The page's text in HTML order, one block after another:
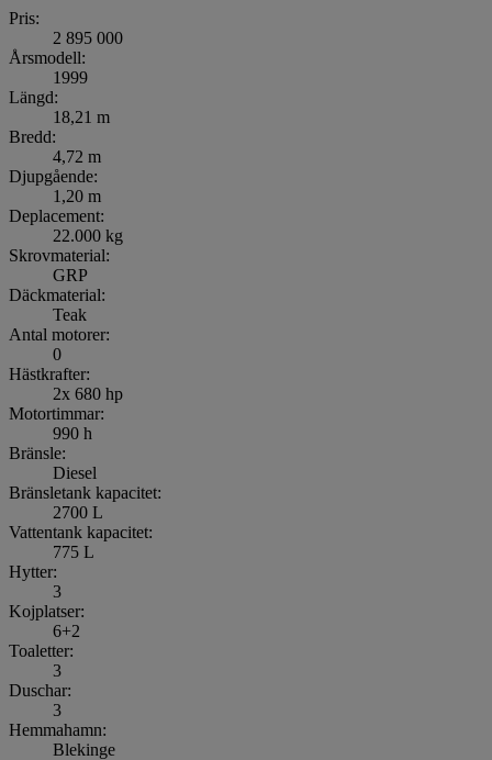
Pris:
2 895 000
Årsmodell:
1999
Längd:
18,21 m
Bredd:
4,72 m
Djupgående:
1,20 m
Deplacement:
22.000 kg
Skrovmaterial:
GRP
Däckmaterial:
Teak
Antal motorer:
0
Hästkrafter:
2x 680 hp
Motortimmar:
990 h
Bränsle:
Diesel
Bränsletank kapacitet:
2700 L
Vattentank kapacitet:
775 L
Hytter:
3
Kojplatser:
6+2
Toaletter:
3
Duschar:
3
Hemmahamn:
Blekinge